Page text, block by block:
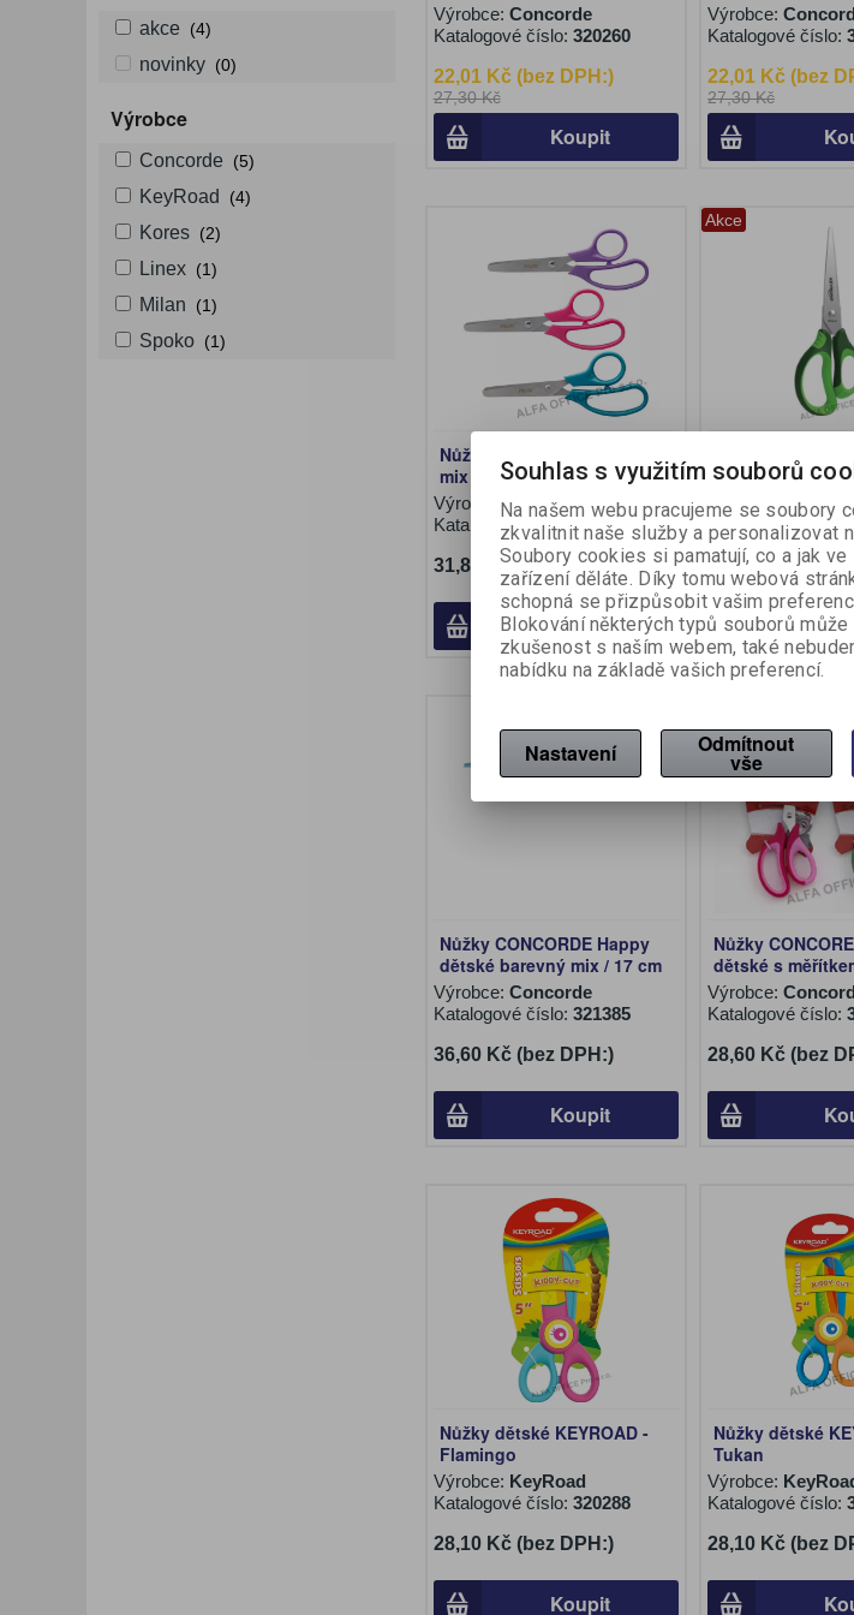
akce (4)
novinky (0)
Výrobce
Concorde (5)
KeyRoad (4)
Kores (2)
Linex (1)
Milan (1)
Spoko (1)
Výrobce: Concorde
Katalogové číslo: 320260
22,01 Kč (bez DPH:)
27,30 Kč
Koupit
Výrobce:
Katalogové číslo:
22,01 Kč (bez
27,30 Kč
Nůžky Milan dětské barevný
mix / 13 cm
Výrobce:Milan
Katalogové číslo:320243
31,80 Kč (bez DPH:)
Koupit
Akce
Nůžky KeyRoad
/ 15 cm
Výrobce:
Katalogové číslo:
29,01 Kč (bez
41,80 Kč
Nůžky CONCORDE Happy
dětské barevný mix / 17 cm
Výrobce: Concorde
Katalogové číslo: 321385
36,60 Kč (bez DPH:)
Koupit
Nůžky
dětské s
Výrobce:
Katalogové číslo:
28,60 Kč (bez
Nůžky dětské KEYROAD -
Flamingo
Výrobce: KeyRoad
Katalogové číslo: 320288
28,10 Kč (bez DPH:)
Koupit
Nůžky dětské
Tukan
Výrobce:
Katalogové číslo:
28,10 Kč (bez
Souhlas s využitím souborů
Na našem webu pracujeme se soubory
zkvalitnit naše služby a personalizovat
Soubory cookies si pamatují, co a jak
zařízení děláte. Díky tomu webová
schopná se přizpůsobit vašim
Blokování některých typů souborů
zkušenost s naším webem, také
nabídku na základě vašich preferencí.
Nastavení Odmítnout
vše